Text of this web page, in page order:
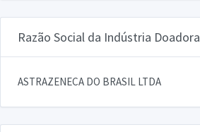
Razão Social da Indústria Doadora
ASTRAZENECA DO BRASIL LTDA